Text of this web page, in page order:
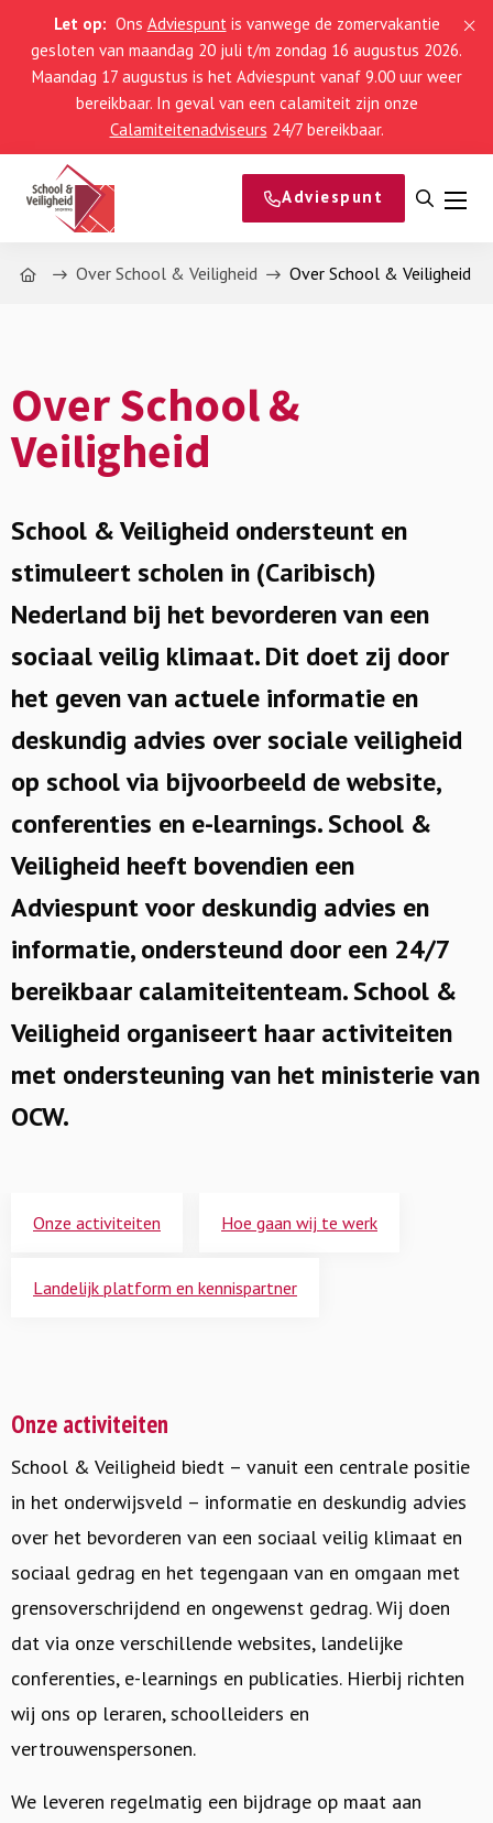
Let op: Ons Adviespuntis vanwege de zomervakantie
gesloten van maandag 20 juli t/m zondag 16 augustus 2026.
Maandag 17 augustus is het Adviespunt vanaf 9.00 uur weer
bereikbaar. In geval van een calamiteit zijn onze
Calamiteitenadviseurs 24/7 bereikbaar.
Adviespunt
Open
Home Over School & Veiligheid Over School & Veiligheid
Over School &
Veiligheid
School & Veiligheid ondersteunt en
stimuleert scholen in (Caribisch)
Nederland bij het bevorderen van een
sociaal veilig klimaat. Dit doet zij door
het geven van actuele informatie en
deskundig advies over sociale veiligheid
op school via bijvoorbeeld de website,
conferenties en e-learnings. School &
Veiligheid heeft bovendien een
Adviespunt voor deskundig advies en
informatie, ondersteund door een 24/7
bereikbaar calamiteitenteam. School &
Veiligheid organiseert haar activiteiten
met ondersteuning van het ministerie van
OCW.
Onze activiteiten Hoe gaan wij te werk
Landelijk platform en kennispartner
Onze activiteiten
School & Veiligheid biedt – vanuit een centrale positie
in het onderwijsveld – informatie en deskundig advies
over het bevorderen van een sociaal veilig klimaat en
sociaal gedrag en het tegengaan van en omgaan met
grensoverschrijdend en ongewenst gedrag. Wij doen
dat via onze verschillende websites, landelijke
conferenties, e-learnings en publicaties. Hierbij richten
wij ons op leraren, schoolleiders en
vertrouwenspersonen.
We leveren regelmatig een bijdrage op maat aan